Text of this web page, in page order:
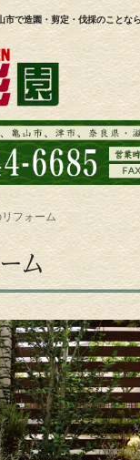
市で造園・剪定・伐採のことな
フォーム
ム